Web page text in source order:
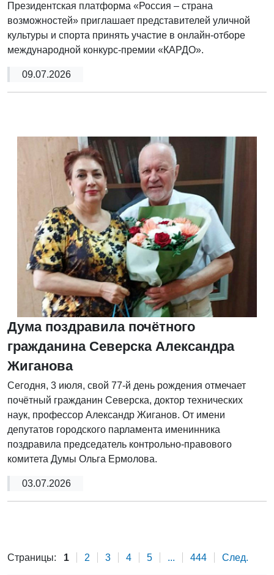
Президентская платформа «Россия – страна
возможностей» приглашает представителей уличной
культуры и спорта принять участие в онлайн-отборе
международной конкурс-премии «КАРДО».
09.07.2026
Дума поздравила почётного
гражданина Северска Александра
Жиганова
Сегодня, 3 июля, свой 77-й день рождения отмечает
почётный гражданин Северска, доктор технических
наук, профессор Александр Жиганов. От имени
депутатов городского парламента именинника
поздравила председатель контрольно-правового
комитета Думы Ольга Ермолова.
03.07.2026
Страницы: 1 2 3 4 5 ... 444 След.